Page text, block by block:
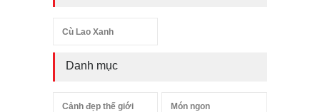
Cù Lao Xanh
Danh mục
Cảnh đẹp thế giới Món ngon